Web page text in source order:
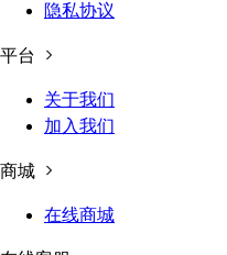
隐私协议
平台
关于我们
加入我们
商城
在线商城